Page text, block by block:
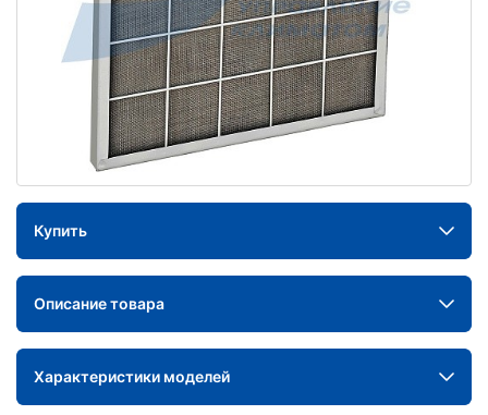
Купить
Описание товара
Характеристики моделей